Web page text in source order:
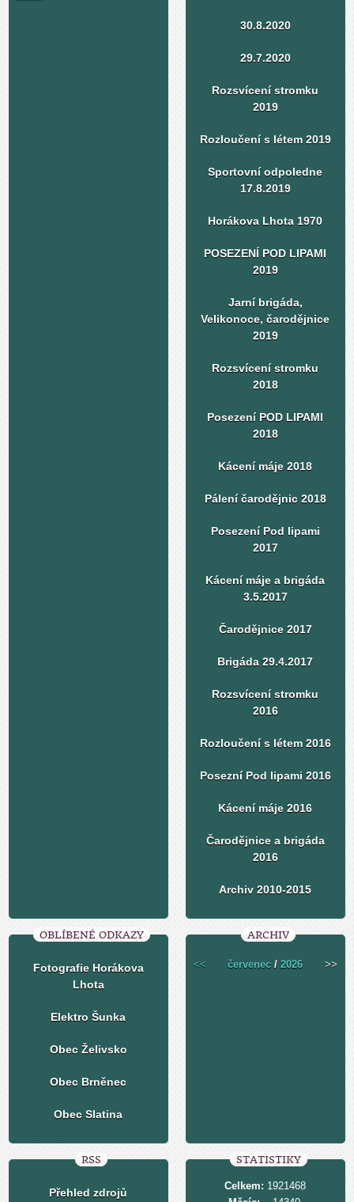
30.8.2020
29.7.2020
Rozsvícení stromku
2019
Rozloučení s létem 2019
Sportovní odpoledne
17.8.2019
Horákova Lhota 1970
POSEZENÍ POD LIPAMI
2019
Jarní brigáda,
Velikonoce, čarodějnice
2019
Rozsvícení stromku
2018
Posezení POD LIPAMI
2018
Kácení máje 2018
Pálení čarodějnic 2018
Posezení Pod lipami
2017
Kácení máje a brigáda
3.5.2017
Čarodějnice 2017
Brigáda 29.4.2017
Rozsvícení stromku
2016
Rozloučení s létem 2016
Posezní Pod lipami 2016
Kácení máje 2016
Čarodějnice a brigáda
2016
Archiv 2010-2015
OBLÍBENÉ ODKAZY
Fotografie Horákova
Lhota
Elektro Šunka
Obec Želivsko
Obec Brněnec
Obec Slatina
ARCHIV
<< červenec /2026 >>
RSS
Přehled zdrojů
STATISTIKY
Celkem: 1921468